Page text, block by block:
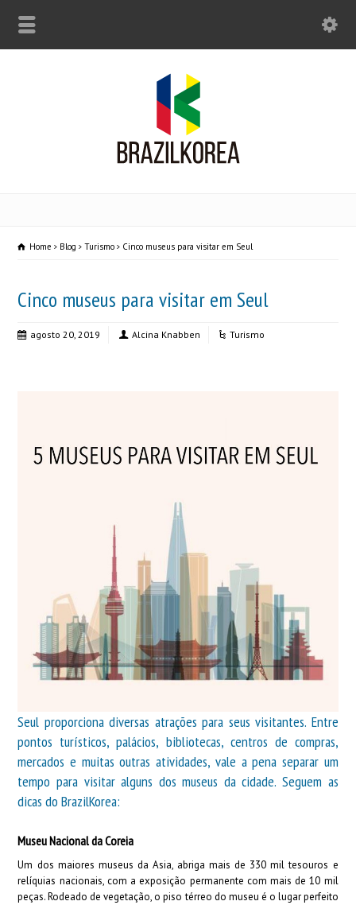
Home Blog Turismo Cinco museus para visitar em Seul
Cinco museus para visitar em Seul
agosto 20, 2019 Alcina Knabben Turismo
Seul proporciona diversas atrações para seus visitantes. Entre
pontos turísticos, palácios, bibliotecas, centros de compras,
mercados e muitas outras atividades, vale a pena separar um
tempo para visitar alguns dos museus da cidade. Seguem as
dicas do BrazilKorea:
Museu Nacional da Coreia
Um dos maiores museus da Asia, abriga mais de 330 mil tesouros e
relíquias nacionais, com a exposição permanente com mais de 10 mil
peças. Rodeado de vegetação, o piso térreo do museu é o lugar perfeito